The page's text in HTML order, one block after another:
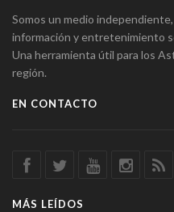
Somos un medio
información y entretenimiento
Una herramienta útil para los
región.
EN CONTACTO
MÁS LEÍDOS